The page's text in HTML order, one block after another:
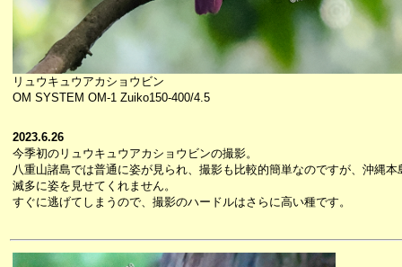
リュウキュウアカショウビン
OM SYSTEM OM-1 Zuiko150-400/4.5
2023.6.26
今季初のリュウキュウアカショウビンの撮影。
八重山諸島では普通に姿が見られ、撮影も比較的簡単なのですが、沖縄
滅多に姿を見せてくれません。
すぐに逃げてしまうので、撮影のハードルはさらに高い種です。